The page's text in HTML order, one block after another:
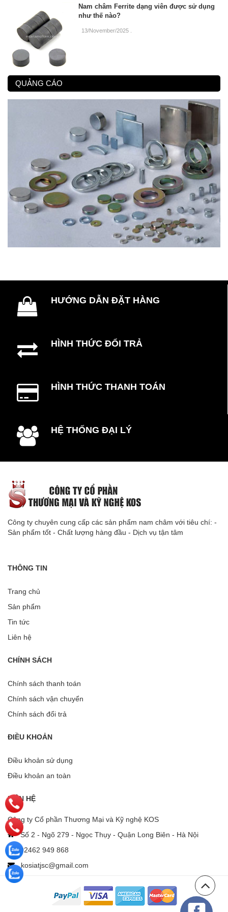
Nam châm Ferrite dạng viên được sử dụng
như thế nào?
13/November/2025
QUẢNG CÁO
HƯỚNG DẪN ĐẶT HÀNG
HÌNH THỨC ĐỔI TRẢ
HÌNH THỨC THANH TOÁN
HỆ THỐNG ĐẠI LÝ
Công ty chuyên cung cấp các sản phẩm nam châm với tiêu chí: -
Sản phẩm tốt - Chất lượng hàng đầu - Dịch vụ tận tâm
THÔNG TIN
Trang chủ
Sản phẩm
Tin tức
Liên hệ
CHÍNH SÁCH
Chính sách thanh toán
Chính sách vận chuyển
Chính sách đổi trả
ĐIỀU KHOẢN
Điều khoản sử dụng
Điều khoản an toàn
LIÊN HỆ
Công ty Cổ phần Thương Mại và Kỹ nghệ KOS
Số 2 - Ngõ 279 - Ngọc Thụy - Quận Long Biên - Hà Nội
02462 949 868
kosiatjsc@gmail.com